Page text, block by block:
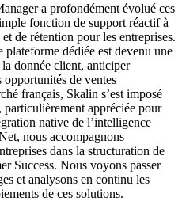
a profondément évolué ces
fonction de support réactif à
de rétention pour les entreprises.
plateforme dédiée est devenu une
donnée client, anticiper
de ventes
français, Skalin s’est imposé
appréciée pour
native de l’intelligence
nous accompagnons
dans la structuration de
Success. Nous voyons passer
et analysons en continu les
de ces solutions.